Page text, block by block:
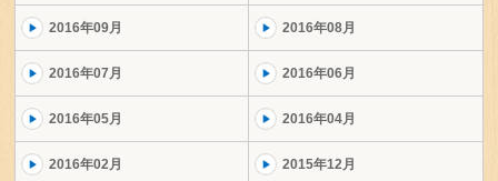
2016年09月 2016年08月
2016年07月 2016年06月
2016年05月 2016年04月
2016年02月 2015年12月